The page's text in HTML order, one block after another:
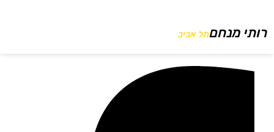
רותי מנחםתל אביב